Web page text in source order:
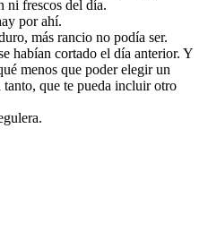
ni frescos del día.
por ahí.
más rancio no podía ser.
habían cortado el día anterior. Y
menos que poder elegir un
que te pueda incluir otro